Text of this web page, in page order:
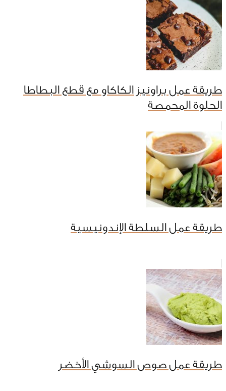
طريقة عمل براونيز الكاكاو مع قطع البطاطا
الحلوة المحمصة
طريقة عمل السلطة الإندونيسية
طريقة عمل صوص السوشي الأخضر